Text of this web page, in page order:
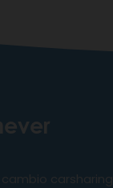
carsharing